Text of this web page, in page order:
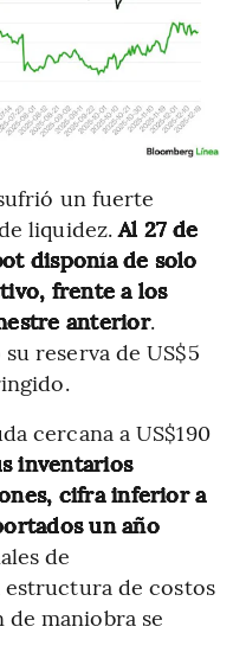
un fuerte
liquidez.Al 27 de
disponía de solo
frente a los
anterior.
reserva de US$5
cercana a US$190
inventarios
cifra inferior a
un año
de
de costos
maniobra se